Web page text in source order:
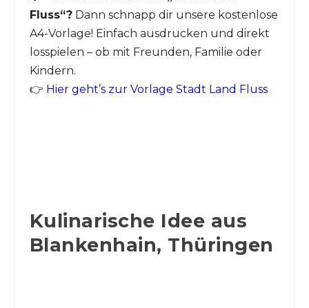
Fluss“?Dann schnapp dir unsere kostenlose
A4-Vorlage! Einfach ausdrucken und direkt
losspielen – ob mit Freunden, Familie oder
Kindern.
👉 Hier geht’s zur Vorlage Stadt Land Fluss
Kulinarische Idee aus
Blankenhain, Thüringen